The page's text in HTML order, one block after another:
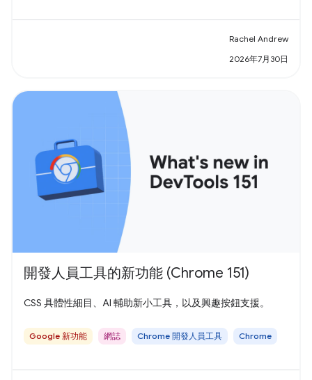
Rachel Andrew
2026年7月30日
開發人員工具的新功能 (Chrome 151)
CSS 具體性細目、AI 輔助新小工具，以及興趣按鈕支援。
Google 新功能 網誌 Chrome 開發人員工具 Chrome